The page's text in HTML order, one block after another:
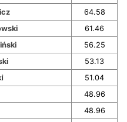
64.58
61.46
56.25
53.13
51.04
48.96
48.96